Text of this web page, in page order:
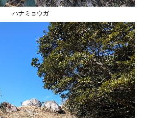
ハナミョウガ